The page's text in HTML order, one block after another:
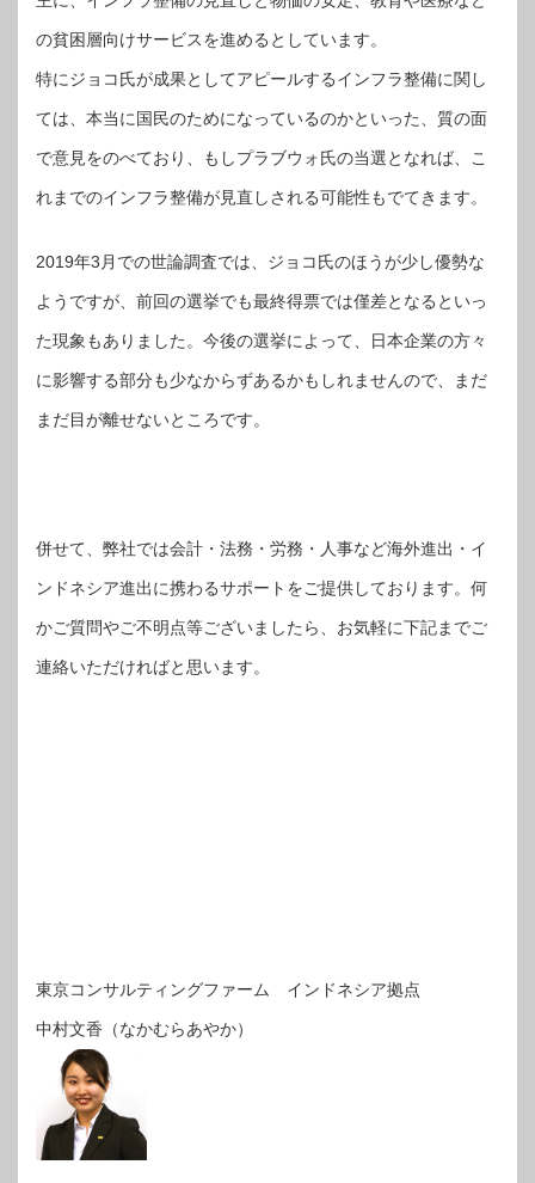
の貧困層向けサービスを進めるとしています。
特にジョコ氏が成果としてアピールするインフラ整備に関し
ては、本当に国民のためになっているのかといった、質の面
で意見をのべており、もしプラブウォ氏の当選となれば、こ
れまでのインフラ整備が見直しされる可能性もでてきます。
2019年3月での世論調査では、ジョコ氏のほうが少し優勢な
ようですが、前回の選挙でも最終得票では僅差となるといっ
た現象もありました。今後の選挙によって、日本企業の方々
に影響する部分も少なからずあるかもしれませんので、まだ
まだ目が離せないところです。
併せて、弊社では会計・法務・労務・人事など海外進出・イ
ンドネシア進出に携わるサポートをご提供しております。何
かご質問やご不明点等ございましたら、お気軽に下記までご
連絡いただければと思います。
東京コンサルティングファーム インドネシア拠点
中村文香（なかむらあやか）